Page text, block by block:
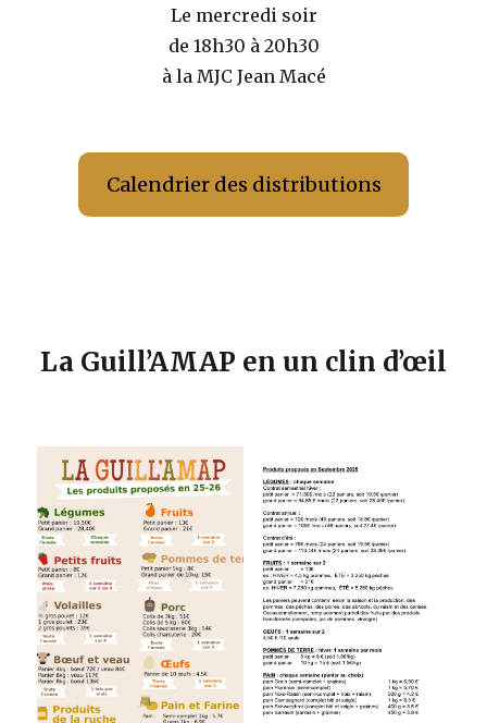
Le mercredi soir
de 18h30 à 20h30
à la MJC Jean Macé
Calendrier des distributions
La Guill’AMAP en un clin d’œil